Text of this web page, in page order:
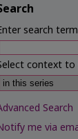
search
context to
Search
me via